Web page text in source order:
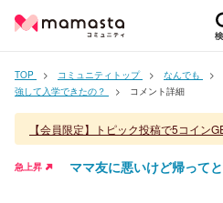
TOP コミュニティトップ なんでも
強して入学できたの？
コメント詳細
【会員限定】トピック投稿で5コイン
急上昇 ママ友に悪いけど帰って